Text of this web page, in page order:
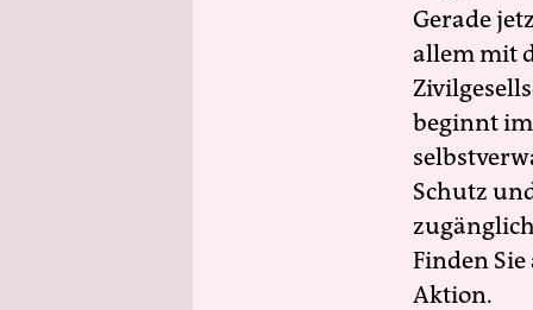
Gerade
allem mit
beginnt
Schutz
Finden
Aktion.